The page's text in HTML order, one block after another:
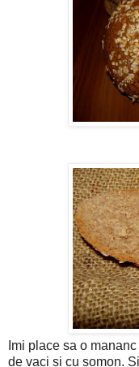
Imi place sa o
de vaci si cu somon.